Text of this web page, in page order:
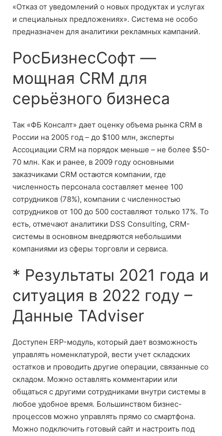
«Отказ от уведомлений о новых продуктах и услугах
и специальных предложениях». Система не особо
предназначен для аналитики рекламных кампаний.
РосБизнесСофт —
мощная CRM для
серьёзного бизнеса
Так «ФБ Консалт» дает оценку объема рынка CRM в
России на 2005 год – до $100 млн, эксперты
Ассоциации CRM на порядок меньше – не более $50-
70 млн. Как и ранее, в 2009 году основными
заказчиками CRM остаются компании, где
численность персонала составляет менее 100
сотрудников (78%), компании с численностью
сотрудников от 100 до 500 составляют только 17%. То
есть, отмечают аналитики DSS Consulting, CRM-
системы в основном внедряются небольшими
компаниями из сферы торговли и сервиса.
* Результаты 2021 года и
ситуация в 2022 году –
Данные TAdviser
Доступен ERP-модуль, который дает возможность
управлять номенклатурой, вести учет складских
остатков и проводить другие операции, связанные со
складом. Можно оставлять комментарии или
общаться с другими сотрудниками внутри системы в
любое удобное время. Большинством бизнес-
процессов можно управлять прямо со смартфона.
Можно подключить готовый сайт и настроить под